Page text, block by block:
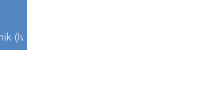
(Ivanka) (BTS / LZIB)